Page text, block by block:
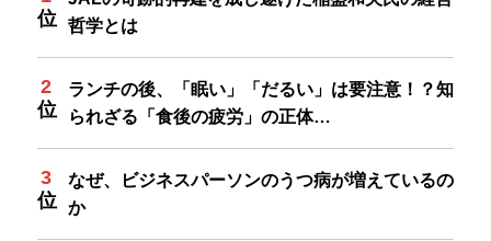
哲学とは
ランチの後、「眠い」「だるい」は要注意！？知
られざる「食後の疲労」の正体…
なぜ、ビジネスパーソンのうつ病が増えているの
か